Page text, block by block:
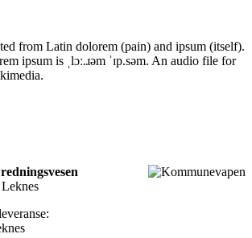
from Latin do‌lorem (pain) and ipsum (itself).
ipsum is ˌlɔː.ɹəm ˈɪp.səm. An audio file for